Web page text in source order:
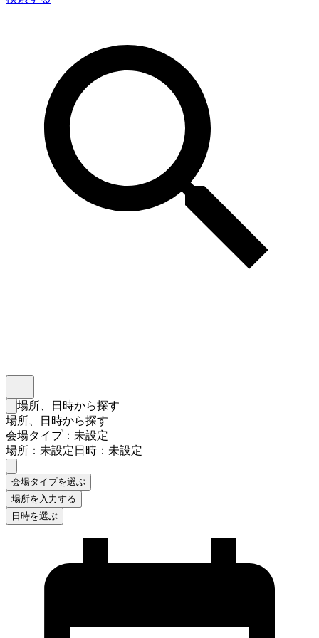
検索フォームを閉じる
場所、日時から探す
場所、日時から探す
会場タイプ：未設定
場所：未設定日時：未設定
会場タイプを選ぶ
場所を入力する
日時を選ぶ